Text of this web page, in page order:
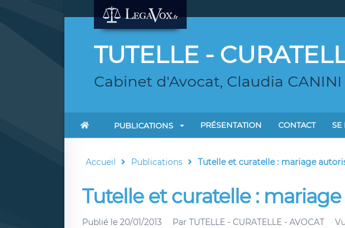
TUTELLE -
Cabinet d'Avocat, Claudia
PUBLICATIONS PRÉSENTATION CONTACT SE
Accueil Publications Tutelle et curatelle : mariage
Tutelle et curatelle :
Publié le 20/01/2013 Par TUTELLE - CURATELLE - AVOCAT